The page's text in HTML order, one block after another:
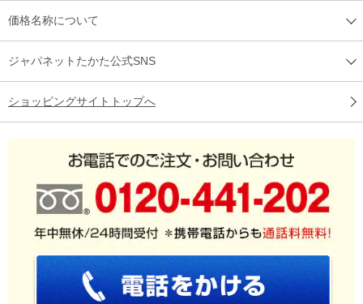
価格名称について
ジャパネットたかた公式SNS
ショッピングサイトトップへ